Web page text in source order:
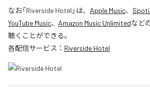
なお「Riverside Hotel 」は、 Apple Music、
YouTube Music、 Amazon Music Unlimitedなど
聴くことができる。
各配信サービス： Riverside Hotel